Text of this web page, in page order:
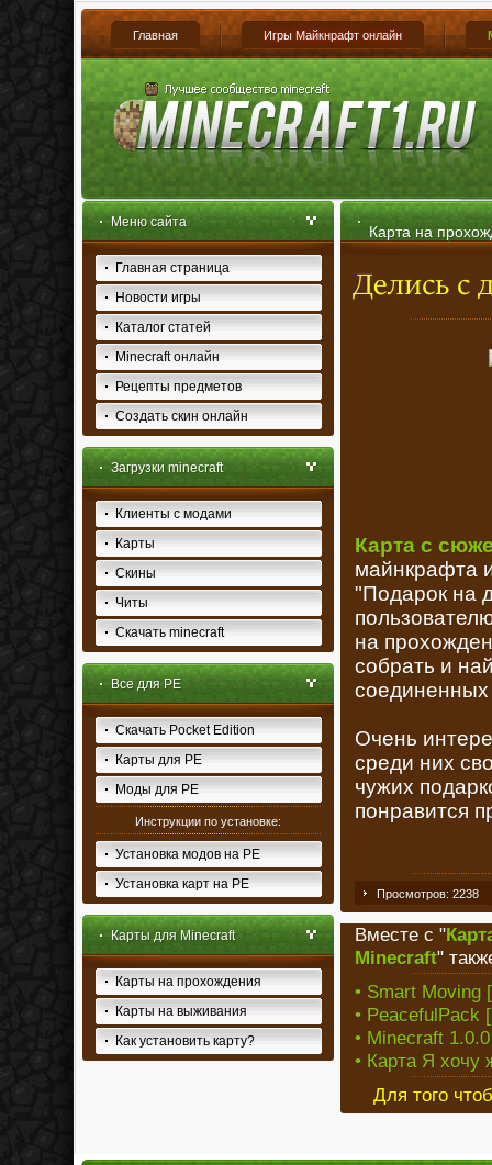
Главная Игры Майкнрафт онлайн
Меню сайта
Главная страница
Новости игры
Каталог статей
Minecraft онлайн
Рецепты предметов
Создать скин онлайн
Загрузки minecraft
Клиенты с модами
Карты
Скины
Читы
Скачать minecraft
Все для PE
Скачать Pocket Edition
Карты для PE
Моды для PE
Инструкции по установке:
Установка модов на PE
Установка карт на PE
Карты для Minecraft
Карты на прохождения
Карты на выживания
Как установить карту?
Карта на
Карта с
майнкрафта
"Подарок на
на
собрать и
Очень
среди них
чужих
понравится
Просмотров: 2238
Вместе с "
Minecraft"
• Smart Moving
• PeacefulPack
• Minecraft
• Карта Я хочу
Для того